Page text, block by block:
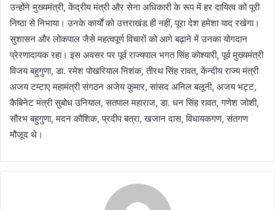
उन्होंने मुख्यमंत्री, केंद्रीय मंत्री और सेना अधिकारी के रूप में हर दायित्व को पूरी
निष्ठा से निभाया। उनके कार्यों को उत्तराखंड ही नहीं, पूरा देश हमेशा याद रखेगा।
सुशासन और लोकपाल जैसे महत्वपूर्ण विचारों को आगे बढ़ाने में उनका योगदान
प्रेरणादायक रहा। इस अवसर पर पूर्व राज्यपाल भगत सिंह कोश्यारी, पूर्व मुख्यमंत्री
विजय बहुगुणा, डा. रमेश पोखरियाल निशंक, तीरथ सिंह रावत, केंन्दीय राज्य मंत्री
अजय टम्टाए महामंत्री संगठन अजेय कुमार, सांसद अनिल बलूनी, अजय भट्ट,
कैबिनेट मंत्री सुबोध उनियाल, सतपाल महाराज, डा. धन सिंह रावत, गणेश जोशी,
सौरभ बहुगुणा, मदन कौशिक, प्रदीप बत्रा, खजान दास, विधायकगण, संतगण
मौजूद थे।